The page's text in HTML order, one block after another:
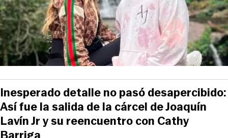
Inesperado detalle no pasó desapercibido:
Así fue la salida de la cárcel de Joaquín
Lavín Jr y su reencuentro con Cathy